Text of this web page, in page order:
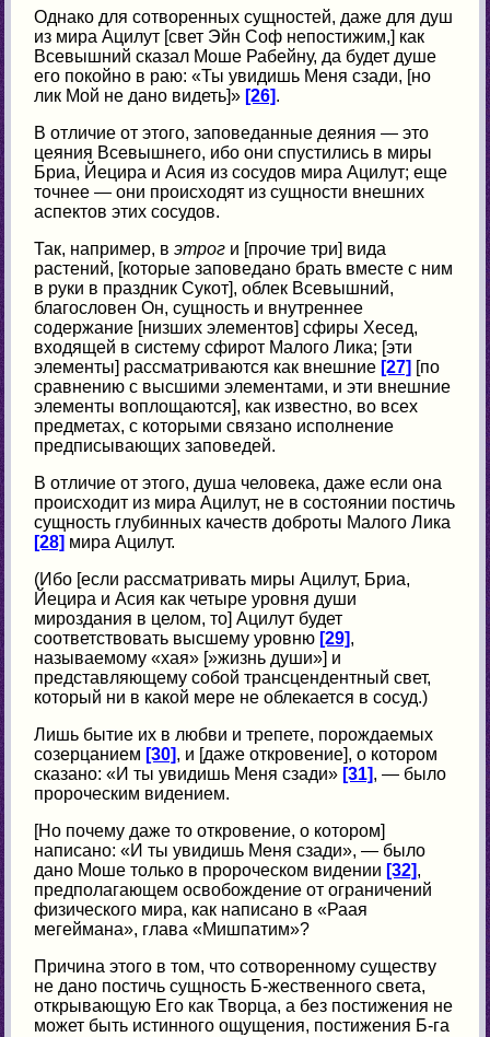
Однако для сотворенных сущностей, даже для душ
из мира Ацилут [свет Эйн Соф непостижим,] как
Всевышний сказал Моше Рабейну, да будет душе
его покойно в раю: «Ты увидишь Меня сзади, [но
лик Мой не дано видеть]» [26].
В отличие от этого, заповеданные деяния — это
цеяния Всевышнего, ибо они спустились в миры
Бриа, Йецира и Асия из сосудов мира Ацилут; еще
точнее — они происходят из сущности внешних
аспектов этих сосудов.
Так, например, вэтрог и [прочие три] вида
растений, [которые заповедано брать вместе с ним
в руки в праздник Сукот], облек Всевышний,
благословен Он, сущность и внутреннее
содержание [низших элементов] сфиры Хесед,
входящей в систему сфирот Малого Лика; [эти
элементы] рассматриваются как внешние [27]
[по
сравнению с высшими элементами, и эти внешние
элементы воплощаются], как известно, во всех
предметах, с которыми связано исполнение
предписывающих заповедей.
В отличие от этого, душа человека, даже если она
происходит из мира Ацилут, не в состоянии постичь
сущность глубинных качеств доброты Малого Лика
[28] мира Ацилут.
(Ибо [если рассматривать миры Ацилут, Бриа,
Йецира и Асия как четыре уровня души
мироздания в целом, то] Ацилут будет
соответствовать высшему уровню [29],
называемому «хая» [»жизнь души»] и
представляющему собой трансцендентный свет,
который ни в какой мере не облекается в сосуд.)
Лишь бытие их в любви и трепете, порождаемых
созерцанием [30], и [даже откровение], о котором
сказано: «И ты увидишь Меня сзади» [31], — было
пророческим видением.
[Но почему даже то откровение, о котором]
написано: «И ты увидишь Меня сзади», — было
дано Моше только в пророческом видении [32],
предполагающем освобождение от ограничений
физического мира, как написано в «Раая
мегеймана», глава «Мишпатим»?
Причина этого в том, что сотворенному существу
не дано постичь сущность Б-жественного света,
открывающую Его как Творца, а без постижения не
может быть истинного ощущения, постижения Б-га